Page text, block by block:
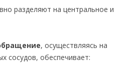
разделяют на центральное и
, осуществляясь на
сосудов, обеспечивает: